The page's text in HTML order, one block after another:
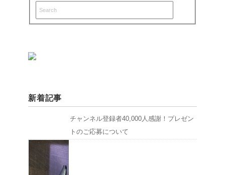
新着記事
チャンネル登録者40,000人感謝！プレゼン
トのご応募について